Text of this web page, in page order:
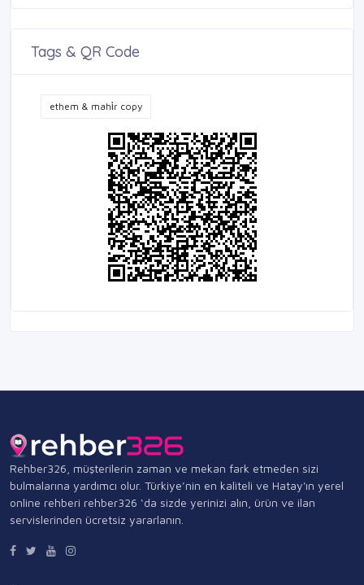
Tags & QR Code
ethem & mahi̇r copy
Rehber326, müşterilerin zaman ve mekan fark etmeden sizi
bulmalarına yardımcı olur. Türkiye’nin en kaliteli ve Hatay'ın yerel
online rehberi rehber326 ‘da sizde yerinizi alın, ürün ve ilan
servislerinden ücretsiz yararlanın.